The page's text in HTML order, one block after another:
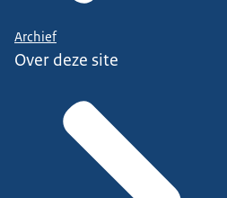
Archief
Over deze site